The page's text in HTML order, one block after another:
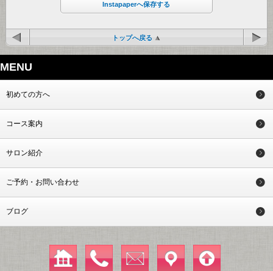
Instapaperへ保存する
トップへ戻る
MENU
初めての方へ
コース案内
サロン紹介
ご予約・お問い合わせ
ブログ